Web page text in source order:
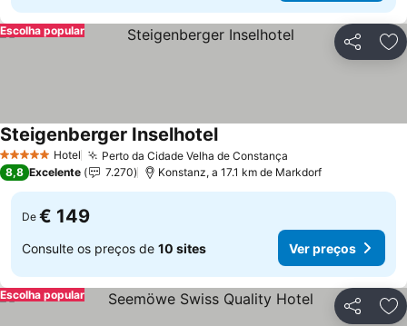
Partilhar
Escolha popular
5 Estrelas Hotel Perto da Cidade Velha de Constança
Steigenberger Inselhotel
8,8 Excelente 7.270 Konstanz, a 17.1 km de Markdorf
De € 149
Consulte os preços de 10 sites Ver preços
Partilhar
Escolha popular